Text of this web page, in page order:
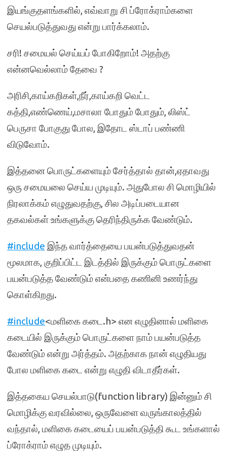
இயங்குதளங்களில், எவ்வாறு சி ப்ரோக்ராம்களை
செயல்படுத்துவது என்று பார்க்கலாம்.
சரி! சமையல் செய்யப் போகிறோம்! அதற்கு
என்னவெல்லாம் தேவை ?
அரிசி,காய்கறிகள்,நீர்,காய்கறி வெட்ட
கத்தி,எண்ணெய்,மசாலா போதும் போதும், லிஸ்ட்
பெருசா போகுது போல, இதோட ஸ்டாப் பண்ணி
விடுவோம்.
இத்தனை பொருட்களையும் சேர்த்தால் தான்,ஏதாவது
ஒரு சமையலை செய்ய முடியும். அதுபோல சி மொழியில்
நிரலாக்கம் எழுதுவதற்கு, சில அடிப்படையான
தகவல்கள் உங்களுக்கு தெரிந்திருக்க வேண்டும்.
#include இந்த வார்த்தையை பயன்படுத்துவதன்
மூலமாக, குறிப்பிட்ட இடத்தில் இருக்கும் பொருட்களை
பயன்படுத்த வேண்டும் என்பதை கணினி உணர்ந்து
கொள்கிறது.
#include<மளிகை கடை.h> என எழுதினால் மளிகை
கடையில் இருக்கும் பொருட்களை நாம் பயன்படுத்த
வேண்டும் என்று அர்த்தம். அதற்காக நான் எழுதியது
போல மளிகை கடை என்று எழுதி விடாதீர்கள்.
இத்தகைய செயல்பாடு(function library) இன்னும் சி
மொழிக்கு வரவில்லை, ஒருவேளை வருங்காலத்தில்
வந்தால், மளிகை கடையைப் பயன்படுத்தி கூட உங்களால்
ப்ரோக்ராம் எழுத முடியும்.